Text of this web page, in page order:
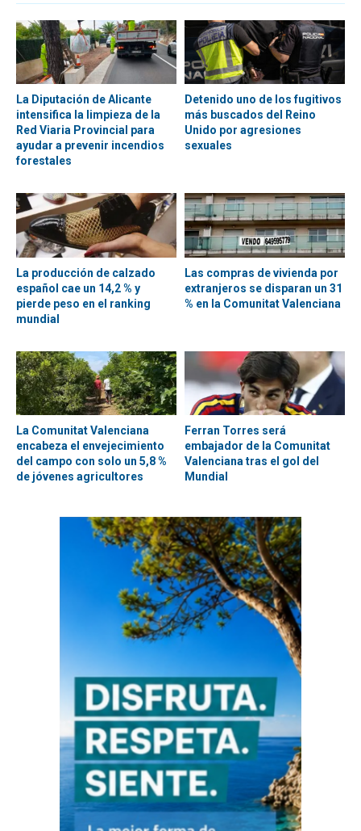
La Diputación de Alicante
intensifica la limpieza de la
Red Viaria Provincial para
ayudar a prevenir incendios
forestales
Detenido uno de los fugitivos
más buscados del Reino
Unido por agresiones
sexuales
La producción de calzado
español cae un 14,2 % y
pierde peso en el ranking
mundial
Las compras de vivienda por
extranjeros se disparan un 31
% en la Comunitat Valenciana
La Comunitat Valenciana
encabeza el envejecimiento
del campo con solo un 5,8 %
de jóvenes agricultores
Ferran Torres será
embajador de la Comunitat
Valenciana tras el gol del
Mundial